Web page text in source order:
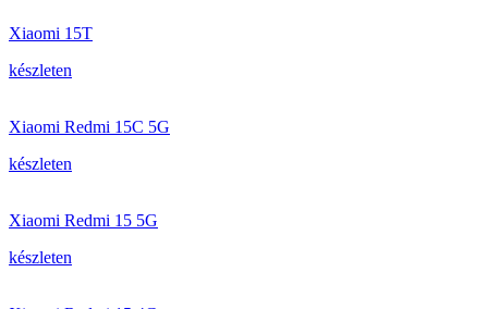
Xiaomi 15T
készleten
Xiaomi Redmi 15C 5G
készleten
Xiaomi Redmi 15 5G
készleten